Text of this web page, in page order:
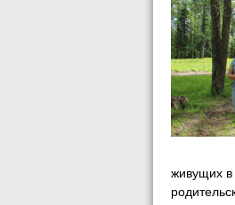
живущих в